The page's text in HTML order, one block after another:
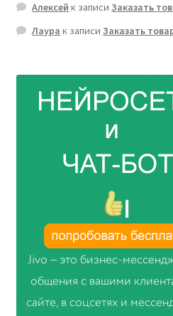
Алексей к записиЗаказать
Лаура к записиЗаказать